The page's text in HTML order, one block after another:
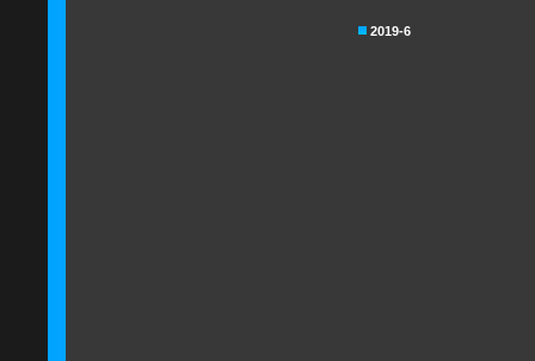
2019-6